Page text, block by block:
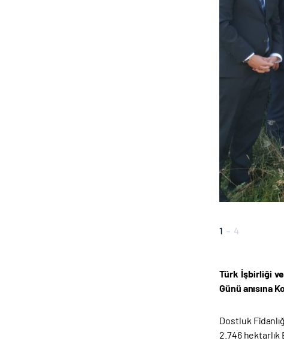
1 - 4
Türk İşbirliği
Günü anısına
Dostluk
2.746 hektarlık